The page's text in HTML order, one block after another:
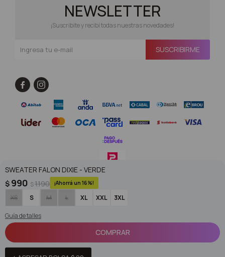
SWEATER FALON DIXIE - VERDE
$ 990 $1.190 16
XS S M L XL XXL 3XL
Guía de talles
COMPRAR
NEWSLETTER
¡Suscribite y recibí todas nuestras novedades!
SUSCRIBIRME
 
© Copyright 2026 / Superoutlet / FORTER S.A Rut 213720560017